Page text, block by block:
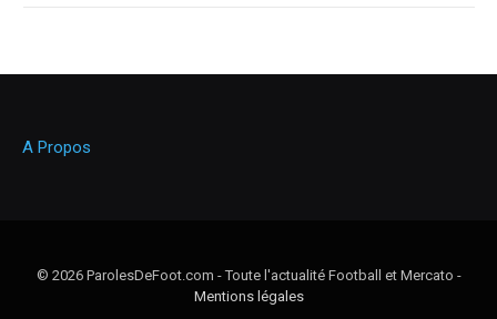
A Propos
© 2026 ParolesDeFoot.com - Toute l'actualité Football et Mercato -
Mentions légales